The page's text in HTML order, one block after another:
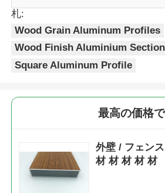
札:
Wood Grain Aluminum Profiles
Wood Finish Aluminium Section
Square Aluminum Profile
最高の価格で
外壁 / フェン
材 材 材 材 材